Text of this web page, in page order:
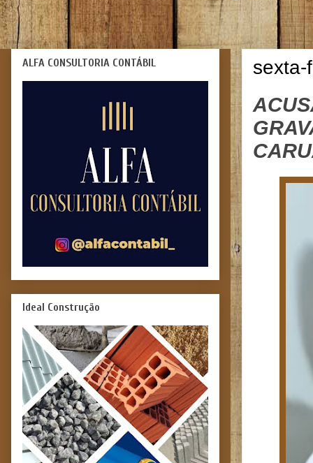
sexta-
ALFA CONSULTORIA CONTÁBIL
Ideal Construção